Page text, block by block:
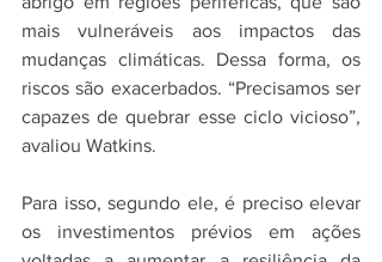
mais vulneráveis aos impactos das
mudanças climáticas. Dessa forma, os
riscos são exacerbados. “Precisamos ser
capazes de quebrar esse ciclo vicioso”,
avaliou Watkins.
Para isso, segundo ele, é preciso elevar
os investimentos prévios em ações